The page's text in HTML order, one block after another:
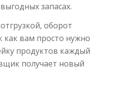
запасах.
оборот
как вам просто нужно
продуктов каждый
получает новый